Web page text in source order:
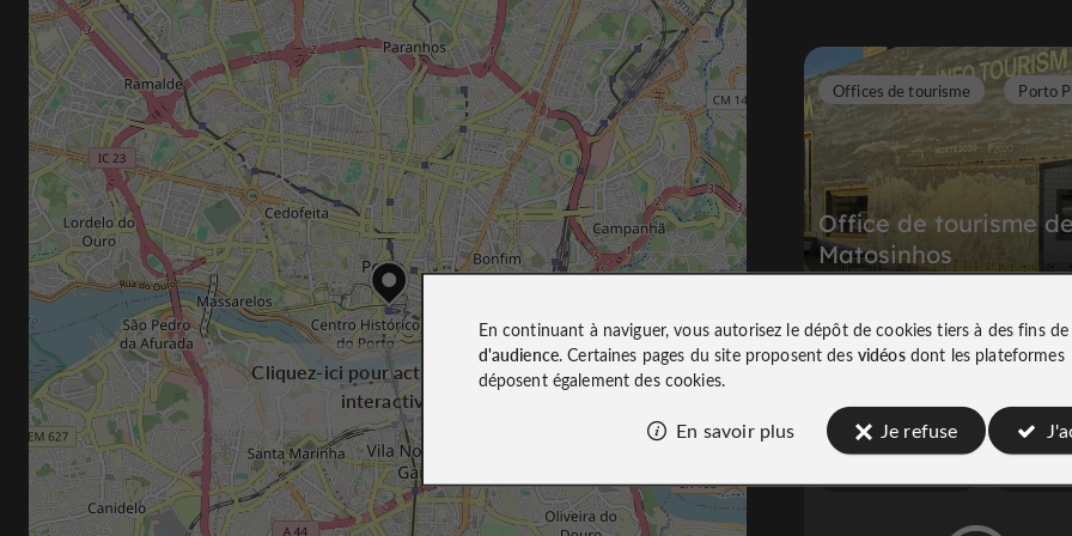
Cliquez-ici pour activer la carte
interactive
Office de tourisme de
Matosinhos
Offices de tourisme Porto
La première étape pour découvrir la
En continuant à naviguer, vous autorisez le dépôt de cookies tiers à des fins de
d'audience. Certaines pages du site proposent des vidéosdont les plateformes
déposent également des cookies.
En savoir plus Je refuse